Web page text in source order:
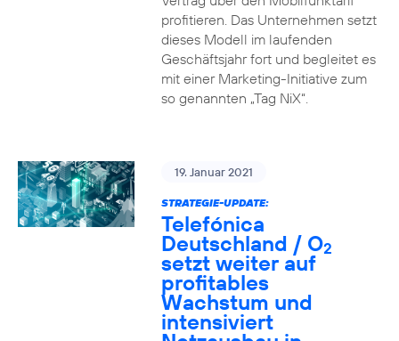
profitieren. Das Unternehmen setzt
dieses Modell im laufenden
Geschäftsjahr fort und begleitet es
mit einer Marketing-Initiative zum
so genannten „Tag NiX“.
19. Januar 2021
STRATEGIE-UPDATE:
Telefónica
Deutschland / O2
setzt weiter auf
profitables
Wachstum und
intensiviert